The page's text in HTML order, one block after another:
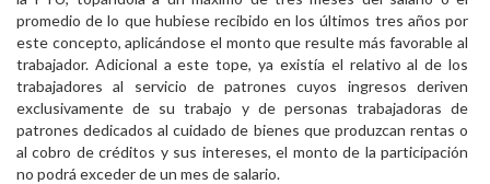
promedio de lo que hubiese recibido en los últimos tres años por
este concepto, aplicándose el monto que resulte más favorable al
trabajador. Adicional a este tope, ya existía el relativo al de los
trabajadores al servicio de patrones cuyos ingresos deriven
exclusivamente de su trabajo y de personas trabajadoras de
patrones dedicados al cuidado de bienes que produzcan rentas o
al cobro de créditos y sus intereses, el monto de la participación
no podrá exceder de un mes de salario.